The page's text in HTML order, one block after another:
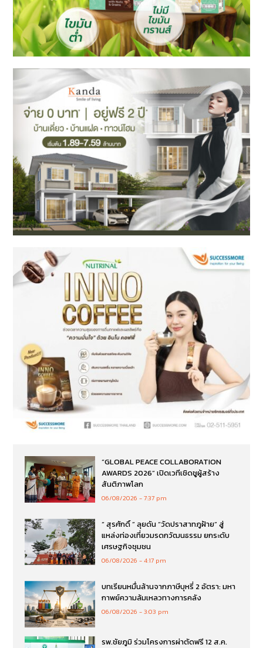
“GLOBAL PEACE COLLABORATION
AWARDS 2026” เปิดเวทีเชิดชูผู้สร้าง
สันติภาพโลก
06/08/2026 7:37 pm
“ สุรศักดิ์ ” ลุยดัน “วัดปราสาทภูฝ้าย” สู่
แหล่งท่องเที่ยวมรดกวัฒนธรรม ยกระดับ
เศรษฐกิจชุมชน
06/08/2026 4:17 pm
บทเรียนหมื่นล้านจากภาษีบุหรี่ 2 อัตรา: มหา
กาพย์ความล้มเหลวทางการคลัง
06/08/2026 3:03 pm
รพ.ชัยภูมิ ร่วมโครงการผ่าตัดฟรี 12 ส.ค.